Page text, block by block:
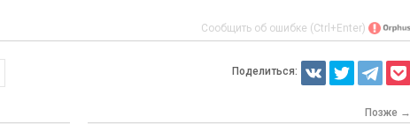
Сообщить об ошибке (Ctrl+Enter)
Поделиться:
Позже →